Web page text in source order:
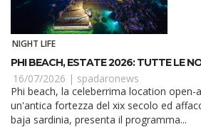
NIGHT LIFE
PHI BEACH, ESTATE 2026: TUTTE LE
16/07/2026 | spadaronews
Phi beach, la celeberrima location
un'antica fortezza del xix secolo ed
baja sardinia, presenta il programma...